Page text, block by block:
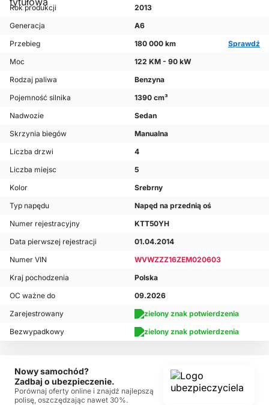
Rok produkcji
2013
Generacja
A6
Przebieg
180 000 km
Sprawdź
Moc
122 KM - 90 kW
Rodzaj paliwa
Benzyna
Pojemność silnika
1390 cm³
Nadwozie
Sedan
Skrzynia biegów
Manualna
Liczba drzwi
4
Liczba miejsc
5
Kolor
Srebrny
Typ napędu
Napęd na przednią oś
Numer rejestracyjny
KTT50YH
Data pierwszej rejestracji
01.04.2014
Numer VIN
WVWZZZ16ZEM020603
Kraj pochodzenia
Polska
OC ważne do
09.2026
Zarejestrowany
Bezwypadkowy
Nowy samochód?
Zadbaj o ubezpieczenie.
Porównaj oferty online i znajdź najlepszą
polisę, oszczędzając nawet 30%.